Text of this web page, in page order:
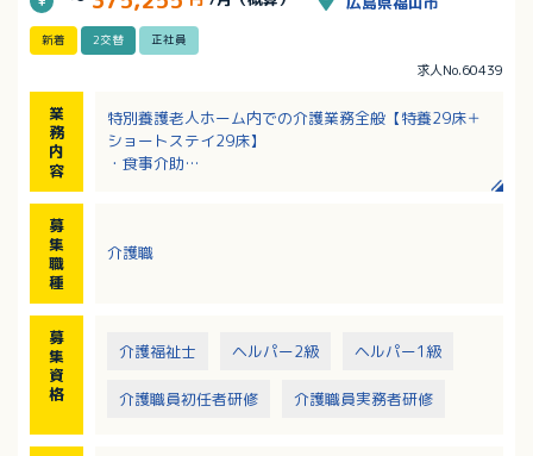
新着 2交替 正社員
求人No.60439
業
務
内
容
特別養護老人ホーム内での介護業務全般【特養29床＋
ショートステイ29床】
・食事介助
募
集
職
種
介護職
募
集
資
格
介護福祉士 ヘルパー2級 ヘルパー1級
介護職員初任者研修 介護職員実務者研修